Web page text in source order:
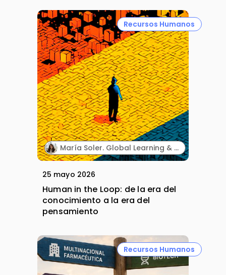
Recursos Humanos
María Soler. Global Learning & Development and Responsible of Spain & Portugal. Roche.
25 mayo 2026
Human in the Loop: de la era del
conocimiento a la era del
pensamiento
Recursos Humanos